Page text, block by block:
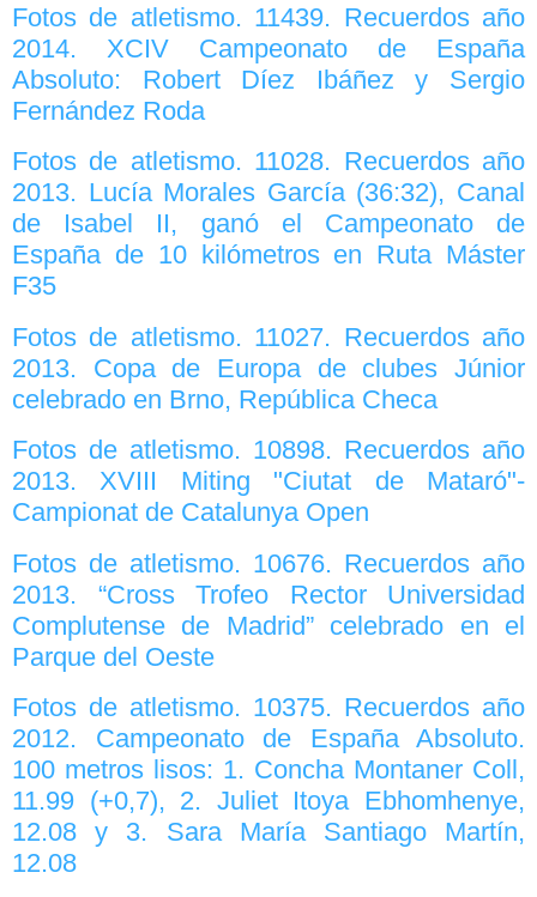
Fotos de atletismo. 11439. Recuerdos año
2014. XCIV Campeonato de España
Absoluto: Robert Díez Ibáñez y Sergio
Fernández Roda
Fotos de atletismo. 11028. Recuerdos año
2013. Lucía Morales García (36:32), Canal
de Isabel II, ganó el Campeonato de
España de 10 kilómetros en Ruta Máster
F35
Fotos de atletismo. 11027. Recuerdos año
2013. Copa de Europa de clubes Júnior
celebrado en Brno, República Checa
Fotos de atletismo. 10898. Recuerdos año
2013. XVIII Miting "Ciutat de Mataró"-
Campionat de Catalunya Open
Fotos de atletismo. 10676. Recuerdos año
2013. “Cross Trofeo Rector Universidad
Complutense de Madrid” celebrado en el
Parque del Oeste
Fotos de atletismo. 10375. Recuerdos año
2012. Campeonato de España Absoluto.
100 metros lisos: 1. Concha Montaner Coll,
11.99 (+0,7), 2. Juliet Itoya Ebhomhenye,
12.08 y 3. Sara María Santiago Martín,
12.08